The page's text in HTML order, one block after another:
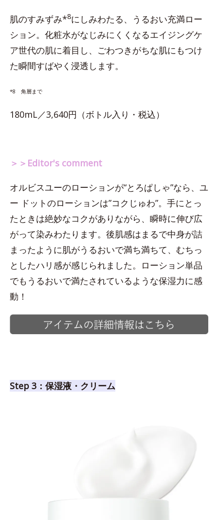
肌のすみずみ*8にしみわたる、うるおい充満ロー
ション。化粧水がなじみにくくなるエイジングケ
ア世代の肌に着目し、ごわつきがちな肌にもつけ
た瞬間すばやく浸透します。
*8 角層まで
180mL／3,640円（ボトル入り・税込）
＞＞Editor's comment
オルビスユーのローションが“とろぱしゃ”なら、ユ
ー ドットのローションは”コクじゅわ”。手にとっ
たときは絶妙なコクがありながら、瞬時に伸び広
がって染みわたります。後肌感はまるで中身が詰
まったように肌がうるおいで満ち満ちて、むちっ
としたハリ感が感じられました。ローション単品
でもうるおいで満たされているような保湿力に感
動！
Step 3：保湿液・クリーム